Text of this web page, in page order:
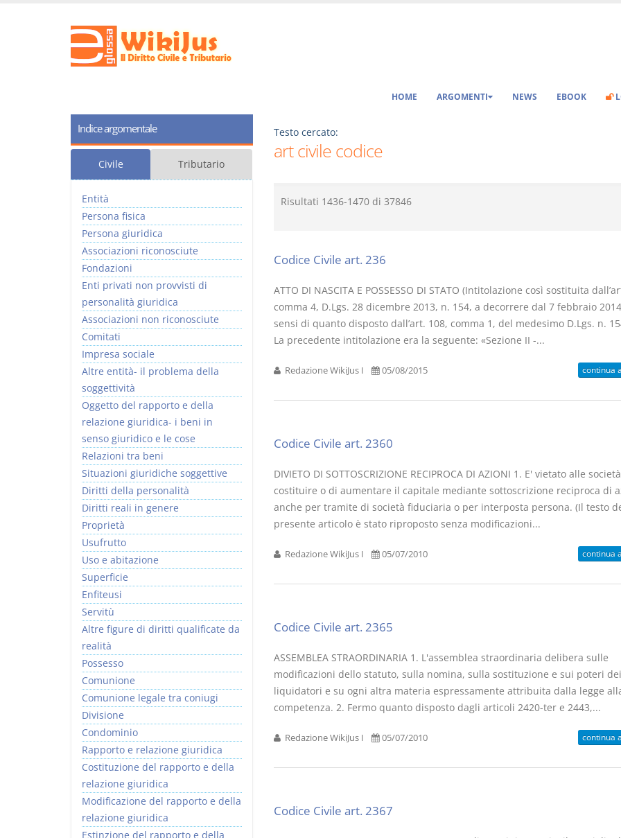
HOME ARGOMENTI NEWS EBOOK
Testo cercato:
art civile codice
Risultati 1436-1470di 37846
Codice Civile art. 236
ATTO DI NASCITA E POSSESSO DI STATO (Intitolazione così sostituita
comma 4, D.Lgs. 28 dicembre 2013, n. 154, a decorrere dal 7 febbraio
sensi di quanto disposto dall’art. 108, comma 1, del medesimo D.Lgs. n.
La precedente intitolazione era la seguente: «Sezione II -...
Redazione WikiJus I 05/08/2015 continua
Codice Civile art. 2360
DIVIETO DI SOTTOSCRIZIONE RECIPROCA DI AZIONI 1. E' vietato alle
costituire o di aumentare il capitale mediante sottoscrizione reciproca di
anche per tramite di società fiduciaria o per interposta persona. (Il testo
presente articolo è stato riproposto senza modificazioni...
Redazione WikiJus I 05/07/2010 continua
Codice Civile art. 2365
ASSEMBLEA STRAORDINARIA 1. L'assemblea straordinaria delibera sulle
modificazioni dello statuto, sulla nomina, sulla sostituzione e sui poteri dei
liquidatori e su ogni altra materia espressamente attribuita dalla legge
competenza. 2. Fermo quanto disposto dagli articoli 2420-ter e 2443,...
Redazione WikiJus I 05/07/2010 continua
Codice Civile art. 2367
Indice argomentale
Civile Tributario
Entità
Persona fisica
Persona giuridica
Associazioni riconosciute
Fondazioni
Enti privati non provvisti di
personalità giuridica
Associazioni non riconosciute
Comitati
Impresa sociale
Altre entità- il problema della
soggettività
Oggetto del rapporto e della
relazione giuridica- i beni in
senso giuridico e le cose
Relazioni tra beni
Situazioni giuridiche soggettive
Diritti della personalità
Diritti reali in genere
Proprietà
Usufrutto
Uso e abitazione
Superficie
Enfiteusi
Servitù
Altre figure di diritti qualificate da
realità
Possesso
Comunione
Comunione legale tra coniugi
Divisione
Condominio
Rapporto e relazione giuridica
Costituzione del rapporto e della
relazione giuridica
Modificazione del rapporto e della
relazione giuridica
Estinzione del rapporto e della
relazione giuridica
Versione ebook€ 5,99
I Singoli Contratti
D. Minussi
(iva incl.)
Il Condominio
S. D'Andrea – D.
Minussi
Versione ebook
€ 6,99
(iva incl.)
Le Società
(iva incl.)